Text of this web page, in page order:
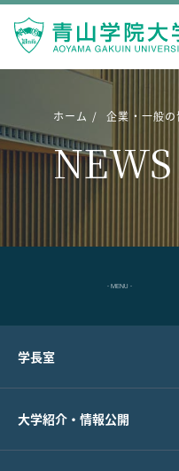
ホーム 企業・一般
NEWS
- MENU -
学長室
大学紹介・情報公開